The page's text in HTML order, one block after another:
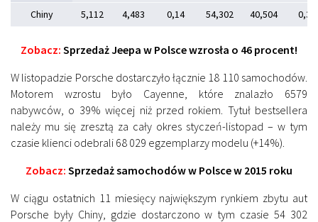
Chiny 5,112 4,483 0,14 54,302 40,504 0,34
Zobacz: Sprzedaż Jeepa w Polsce wzrosła o 46 procent!
W listopadzie Porsche dostarczyło łącznie 18 110 samochodów.
Motorem wzrostu było Cayenne, które znalazło 6579
nabywców, o 39% więcej niż przed rokiem. Tytuł bestsellera
należy mu się zresztą za cały okres styczeń-listopad – w tym
czasie klienci odebrali 68 029 egzemplarzy modelu (+14%).
Zobacz: Sprzedaż samochodów w Polsce w 2015 roku
W ciągu ostatnich 11 miesięcy największym rynkiem zbytu aut
Porsche były Chiny, gdzie dostarczono w tym czasie 54 302